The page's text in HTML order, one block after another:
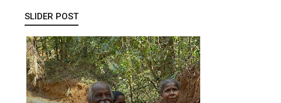
SLIDER POST